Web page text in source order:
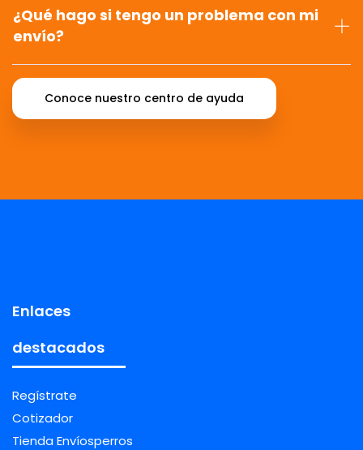
¿Qué hago si tengo un problema con mi
envío?
Conoce nuestro centro de ayuda
Enlaces
destacados
Regístrate
Cotizador
Tienda Envíosperros